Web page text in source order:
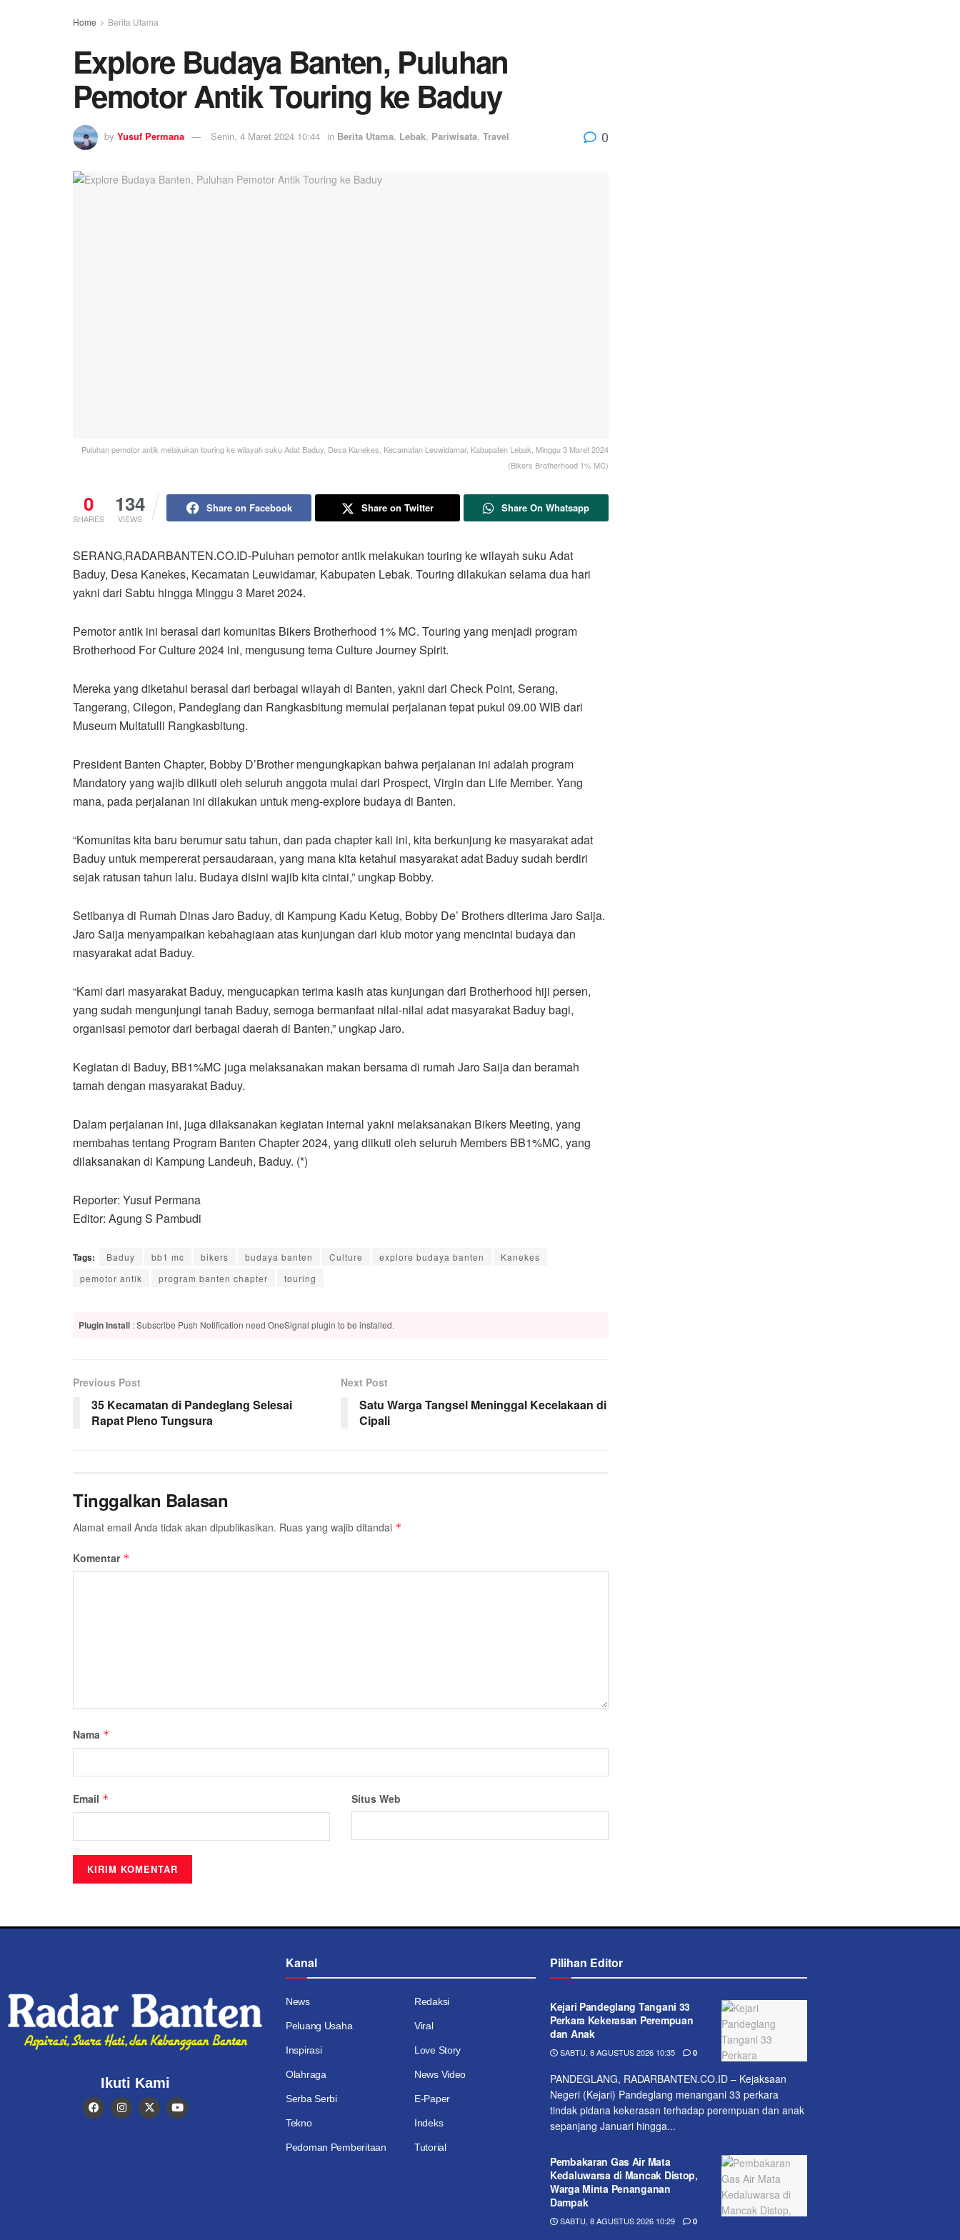
Home Berita Utama
Explore Budaya Banten, Puluhan
Pemotor Antik Touring ke Baduy
by Yusuf Permana Senin, 4 Maret 2024 10:44 in Berita Utama, Lebak, Pariwisata, Travel 0
Puluhan pemotor antik melakukan touring ke wilayah suku Adat Baduy, Desa Kanekes, Kecamatan Leuwidamar, Kabupaten Lebak, Minggu 3 Maret 2024
(Bikers Brotherhood 1% MC)
0
SHARES
134
VIEWS
Share on Facebook Share on Twitter Share On Whatsapp
SERANG,RADARBANTEN.CO.ID-Puluhan pemotor antik melakukan touring ke wilayah suku Adat
Baduy, Desa Kanekes, Kecamatan Leuwidamar, Kabupaten Lebak. Touring dilakukan selama dua hari
yakni dari Sabtu hingga Minggu 3 Maret 2024.
Pemotor antik ini berasal dari komunitas Bikers Brotherhood 1% MC. Touring yang menjadi program
Brotherhood For Culture 2024 ini, mengusung tema Culture Journey Spirit.
Mereka yang diketahui berasal dari berbagai wilayah di Banten, yakni dari Check Point, Serang,
Tangerang, Cilegon, Pandeglang dan Rangkasbitung memulai perjalanan tepat pukul 09.00 WIB dari
Museum Multatulli Rangkasbitung.
President Banten Chapter, Bobby D’Brother mengungkapkan bahwa perjalanan ini adalah program
Mandatory yang wajib diikuti oleh seluruh anggota mulai dari Prospect, Virgin dan Life Member. Yang
mana, pada perjalanan ini dilakukan untuk meng-explore budaya di Banten.
“Komunitas kita baru berumur satu tahun, dan pada chapter kali ini, kita berkunjung ke masyarakat adat
Baduy untuk mempererat persaudaraan, yang mana kita ketahui masyarakat adat Baduy sudah berdiri
sejak ratusan tahun lalu. Budaya disini wajib kita cintai,” ungkap Bobby.
Setibanya di Rumah Dinas Jaro Baduy, di Kampung Kadu Ketug, Bobby De’ Brothers diterima Jaro Saija.
Jaro Saija menyampaikan kebahagiaan atas kunjungan dari klub motor yang mencintai budaya dan
masyarakat adat Baduy.
“Kami dari masyarakat Baduy, mengucapkan terima kasih atas kunjungan dari Brotherhood hiji persen,
yang sudah mengunjungi tanah Baduy, semoga bermanfaat nilai-nilai adat masyarakat Baduy bagi,
organisasi pemotor dari berbagai daerah di Banten,” ungkap Jaro.
Kegiatan di Baduy, BB1%MC juga melaksanakan makan bersama di rumah Jaro Saija dan beramah
tamah dengan masyarakat Baduy.
Dalam perjalanan ini, juga dilaksanakan kegiatan internal yakni melaksanakan Bikers Meeting, yang
membahas tentang Program Banten Chapter 2024, yang diikuti oleh seluruh Members BB1%MC, yang
dilaksanakan di Kampung Landeuh, Baduy. (*)
Reporter: Yusuf Permana
Editor: Agung S Pambudi
Tags: Baduy bb1 mc bikers budaya banten Culture explore budaya banten
Kanekes
pemotor antik
program banten chapter touring
Plugin Install : Subscribe Push Notification need OneSignal plugin to be installed.
Previous Post
35 Kecamatan di Pandeglang Selesai
Rapat Pleno Tungsura
Next Post
Satu Warga Tangsel Meninggal Kecelakaan di
Cipali
Tinggalkan Balasan
Alamat email Anda tidak akan dipublikasikan. Ruas yang wajib ditandai *
Komentar *
Nama *
Email * Situs Web
Ikuti Kami
Kanal
News Redaksi
Peluang Usaha Viral
Inspirasi Love Story
Olahraga News Video
Serba Serbi E-Paper
Tekno
Pedoman Pemberitaan
Indeks
Tutorial
Pilihan Editor
Kejari Pandeglang Tangani 33
Perkara Kekerasan Perempuan
dan Anak
SABTU, 8 AGUSTUS 2026 10:35 0
PANDEGLANG, RADARBANTEN.CO.ID – Kejaksaan
Negeri (Kejari) Pandeglang menangani 33 perkara
tindak pidana kekerasan terhadap perempuan dan anak
sepanjang Januari hingga...
Pembakaran Gas Air Mata
Kedaluwarsa di Mancak Distop,
Warga Minta Penanganan
Dampak
SABTU, 8 AGUSTUS 2026 10:29 0